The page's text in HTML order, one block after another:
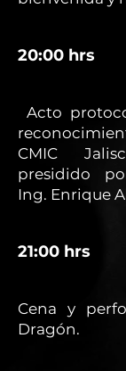
20:00 hrs
Acto
CMIC
presidido
Ing. Enrique
21:00 hrs
Cena y
Dragón.